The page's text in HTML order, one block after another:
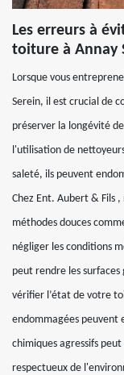
Les erreurs à
toiture à Annay
Lorsque vous
Serein, il est crucial de
préserver la longévité
l'utilisation de
saleté, ils peuvent
Chez Ent. Aubert & Fils
méthodes douces
négliger les conditions
peut rendre les surfaces
vérifier l’état de votre
endommagées peuvent
chimiques agressifs
respectueux de